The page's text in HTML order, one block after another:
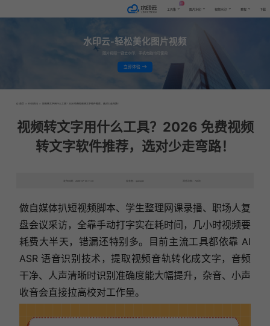
工具集 图片水印 视频水印 教程 下载
水印云-轻松美化图片视频
图片视频一键去水印，手机电脑均可使用
立即体验
首页 > 行业资讯 > 视频转文字用什么工具？2026 免费视频转文字软件推荐，选对少走弯路！
视频转文字用什么工具？2026 免费视频
转文字软件推荐，选对少走弯路！
发布日期：2026-07-08 11:30 发表者：qianqian 浏览次数：729次
做自媒体扒短视频脚本、学生整理网课录播、职场人复
盘会议采访，全靠手动打字实在耗时间，几小时视频要
耗费大半天，错漏还特别多。目前主流工具都依靠 AI
ASR 语音识别技术，提取视频音轨转化成文字，音频
干净、人声清晰时识别准确度能大幅提升，杂音、小声
收音会直接拉高校对工作量。